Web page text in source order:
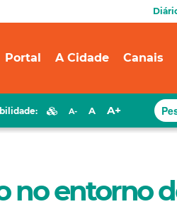
Portal A Cidade Canais
A- A A+
no entorno